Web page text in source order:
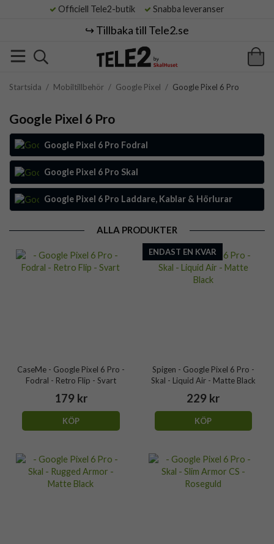
Officiell Tele2-butik Snabba leveranser
↪️ Tillbaka till Tele2.se
Startsida / Mobiltillbehör / Google Pixel / Google Pixel 6 Pro
Google Pixel 6 Pro
Google Pixel 6 Pro Fodral
Google Pixel 6 Pro Skal
Google Pixel 6 Pro Laddare, Kablar & Hörlurar
ALLA PRODUKTER
CaseMe - Google Pixel 6 Pro -
Fodral - Retro Flip - Svart
179 kr
KÖP
ENDAST EN KVAR
Spigen - Google Pixel 6 Pro -
Skal - Liquid Air - Matte Black
229 kr
KÖP